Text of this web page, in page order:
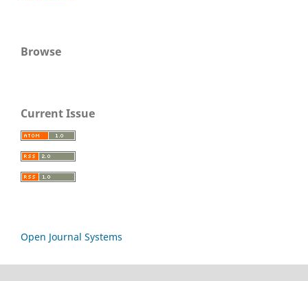
Browse
Current Issue
Open Journal Systems